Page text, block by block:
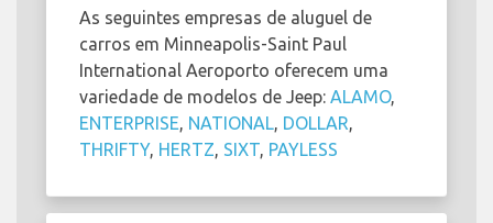
As seguintes empresas de aluguel de
carros em Minneapolis-Saint Paul
International Aeroporto oferecem uma
variedade de modelos de Jeep: ALAMO,
ENTERPRISE, NATIONAL, DOLLAR,
THRIFTY, HERTZ, SIXT, PAYLESS